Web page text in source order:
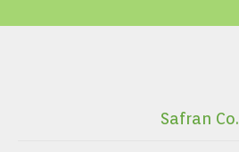
Safran Co.